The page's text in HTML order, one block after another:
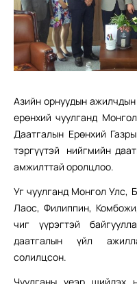
Азийн орнуудын
ерөнхий чуулганд
Даатгалын Ерөнхий
тэргүүтэй нийгмийн
амжилттай оролцлоо.
Уг чуулганд Монгол Улс,
Лаос, Филиппин,
чиг үүрэгтэй
даатгалын үйл
солилцсон.
Чуулганы үеэр шийдэх